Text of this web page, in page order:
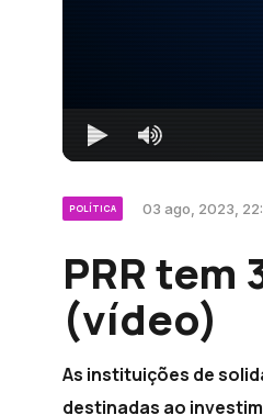
POLÍTICA 03 ago, 2023,
PRR
(vídeo)
As instituições de
destinadas ao